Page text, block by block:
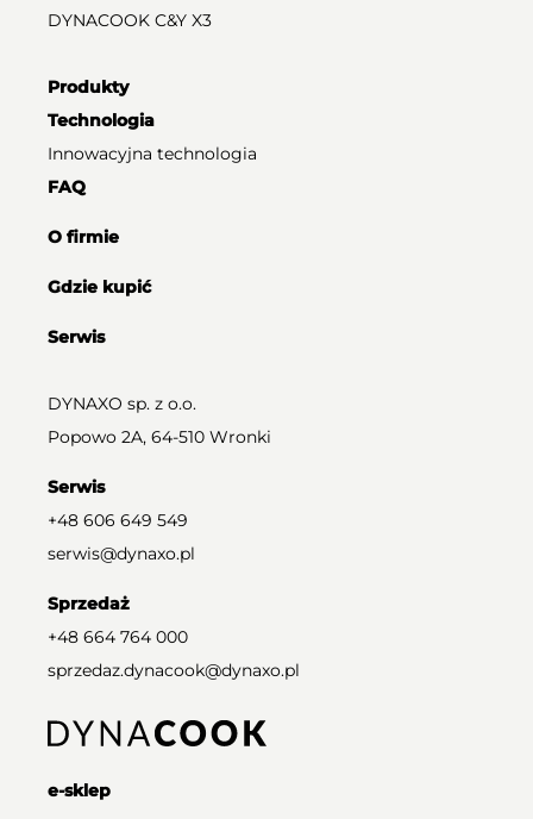
DYNACOOK C&Y X3
Produkty
Technologia
Innowacyjna technologia
FAQ
O firmie
Gdzie kupić
Serwis
DYNAXO sp. z o.o.
Popowo 2A, 64-510 Wronki
Serwis
+48 606 649 549
serwis@dynaxo.pl
Sprzedaż
+48 664 764 000
sprzedaz.dynacook@dynaxo.pl
e-sklep